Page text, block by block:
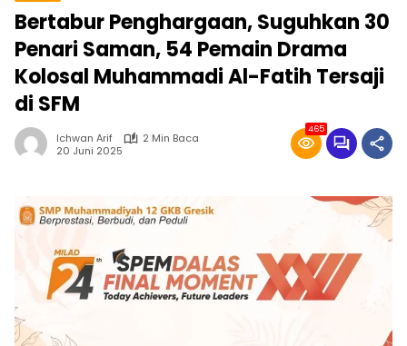
Bertabur Penghargaan, Suguhkan 30
Penari Saman, 54 Pemain Drama
Kolosal Muhammadi Al-Fatih Tersaji
di SFM
Ichwan Arif
2 Min Baca
20 Juni 2025
465